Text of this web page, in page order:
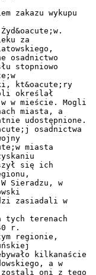
zakazu wykupu
za
osadnictwo
stopniowo
kt&oacute;ry
określał
w mieście. Mogli
miasta, a
udostępnione.
osadnictwa
miasta
się ich
Sieradzu, w
zasiadali w
tych terenach
r.
regionie,
kilkanaście
a w
oni z tego